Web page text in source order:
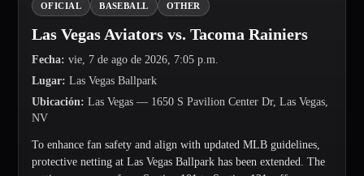
OFICIAL BASEBALL OTHER
Las Vegas Aviators vs. Tacoma Rainiers
Fecha: vie, 7 de ago de 2026, 7:05 p.m.
Lugar: Las Vegas Ballpark
Ubicación: Las Vegas — 1650 S Pavilion Center Dr, Las Vegas,
NV
To enhance fan safety and align with updated MLB guidelines,
protective netting at Las Vegas Ballpark has been extended. The